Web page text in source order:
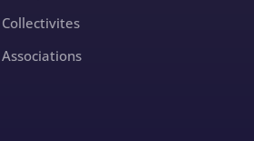
Collectivites
Associations